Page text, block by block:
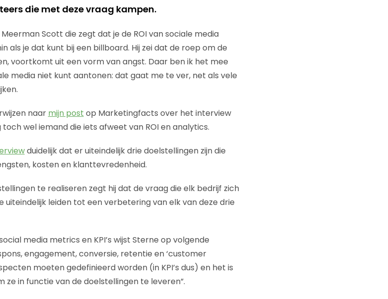
die met deze vraag kampen.
Scott die zegt dat je de ROI van sociale media
als je dat kunt bij een billboard. Hij zei dat de roep om de
voortkomt uit een vorm van angst. Daar ben ik het mee
media niet kunt aantonen: dat gaat me te ver, net als vele
naar mijn post op Marketingfacts over het interview
wel iemand die iets afweet van ROI en analytics.
duidelijk dat er uiteindelijk drie doelstellingen zijn die
kosten en klanttevredenheid.
te realiseren zegt hij dat de vraag die elk bedrijf zich
uiteindelijk leiden tot een verbetering van elk van deze drie
media metrics en KPI’s wijst Sterne op volgende
engagement, conversie, retentie en ‘customer
moeten gedefinieerd worden (in KPI’s dus) en het is
in functie van de doelstellingen te leveren”.